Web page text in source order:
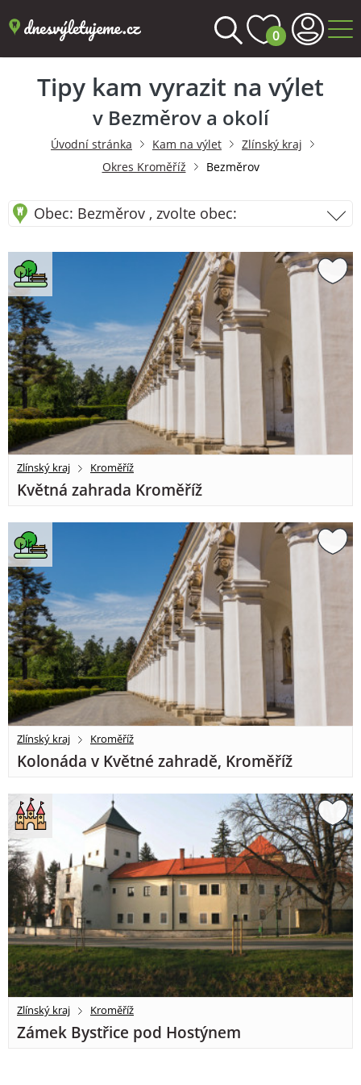
0
Tipy kam vyrazit na výlet
v Bezměrov a okolí
Úvodní stránka Kam na výlet
Zlínský kraj
Okres Kroměříž
Bezměrov
Obec: Bezměrov , zvolte obec:
Zlínský kraj Kroměříž
Květná zahrada Kroměříž
Zlínský kraj Kroměříž
Kolonáda v Květné zahradě, Kroměříž
Zlínský kraj Kroměříž
Zámek Bystřice pod Hostýnem